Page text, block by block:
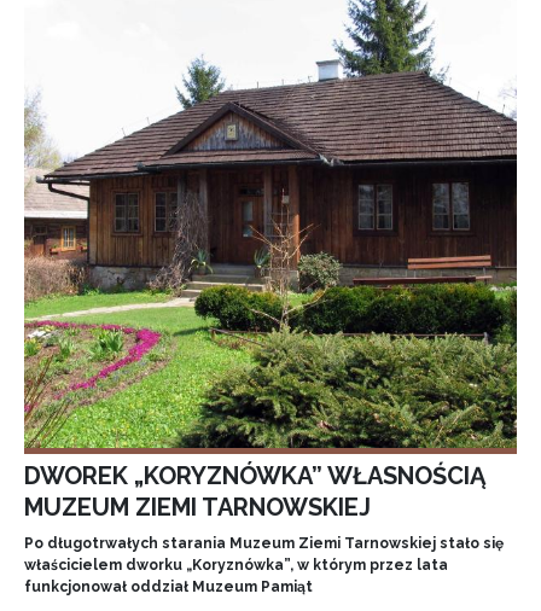
DWOREK „KORYZNÓWKA” WŁASNOŚCIĄ
MUZEUM ZIEMI TARNOWSKIEJ
Po długotrwałych starania Muzeum Ziemi Tarnowskiej stało się
właścicielem dworku „Koryznówka”, w którym przez lata
funkcjonował oddział Muzeum Pamiąt